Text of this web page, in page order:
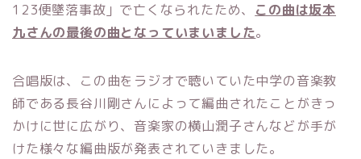
123便墜落事故」で亡くなられたため、 この曲は坂本
九さんの最後の曲となっていまいました。
合唱版は、この曲をラジオで聴いていた中学の音楽教
師である長谷川剛さんによって編曲されたことがきっ
かけに世に広がり、音楽家の横山潤子さんなどが手が
けた様々な編曲版が発表されていきました。